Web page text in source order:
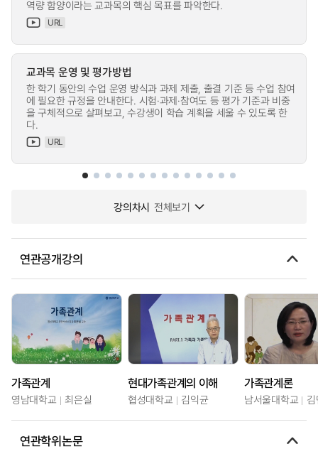
역량 함양이라는 교과목의 핵심 목표를 파악한다.
URL
교과목 운영 및 평가방법
한 학기 동안의 수업 운영 방식과 과제 제출, 출결 기준 등 수업 참여
에 필요한 규정을 안내한다. 시험·과제·참여도 등 평가 기준과 비중
을 구체적으로 살펴보고, 수강생이 학습 계획을 세울 수 있도록 한
다.
URL
강의차시 전체보기
연관공개강의
가족관계
영남대학교 최은실
현대가족관계의 이해
협성대학교 김익균
가족관계론
남서울대학교
연관학위논문